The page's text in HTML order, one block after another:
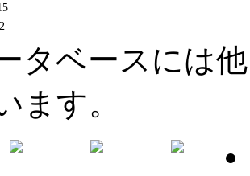
タベースには
ます。